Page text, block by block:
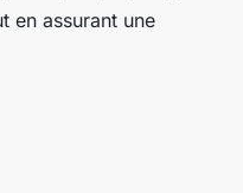
en assurant une